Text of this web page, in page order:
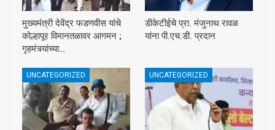
मुख्यमंत्री देवेंद्र फडणवीस यांचे
कोल्हापूर विमानतळावर आगमन ;
गृहमंत्र्यांच्या…
डीकेटीईचे प्रा. मंजुनाथ रावळ
यांना पी.एच.डी. प्रदान
UNCATEGORIZED UNCATEGORIZED